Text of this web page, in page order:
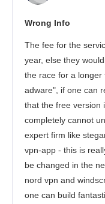
Wrong Info
The fee for the
year, else they
the race for a longer
adware", if one can
that the free version
completely cannot
expert firm like
vpn-app - this is
be changed in the
nord vpn and
one can build